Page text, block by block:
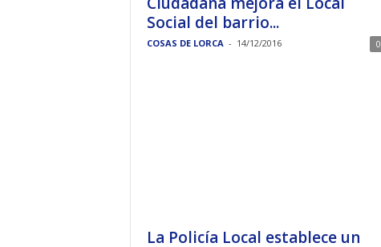
Social del barrio...
COSAS DE LORCA - 14/12/2016 0
La Policía Local establece un